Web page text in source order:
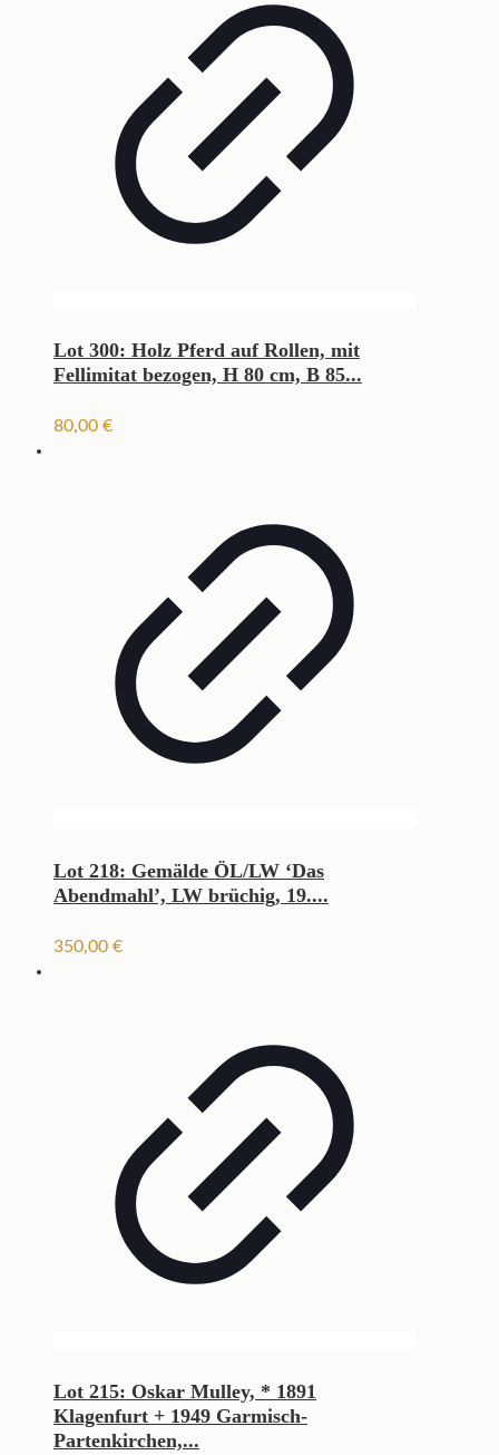
Lot 300: Holz Pferd auf Rollen, mit
Fellimitat bezogen, H 80 cm, B 85...
80,00 €
Lot 218: Gemälde ÖL/LW ‘Das
Abendmahl’, LW brüchig, 19....
350,00 €
Lot 215: Oskar Mulley, * 1891
Klagenfurt + 1949 Garmisch-
Partenkirchen,...